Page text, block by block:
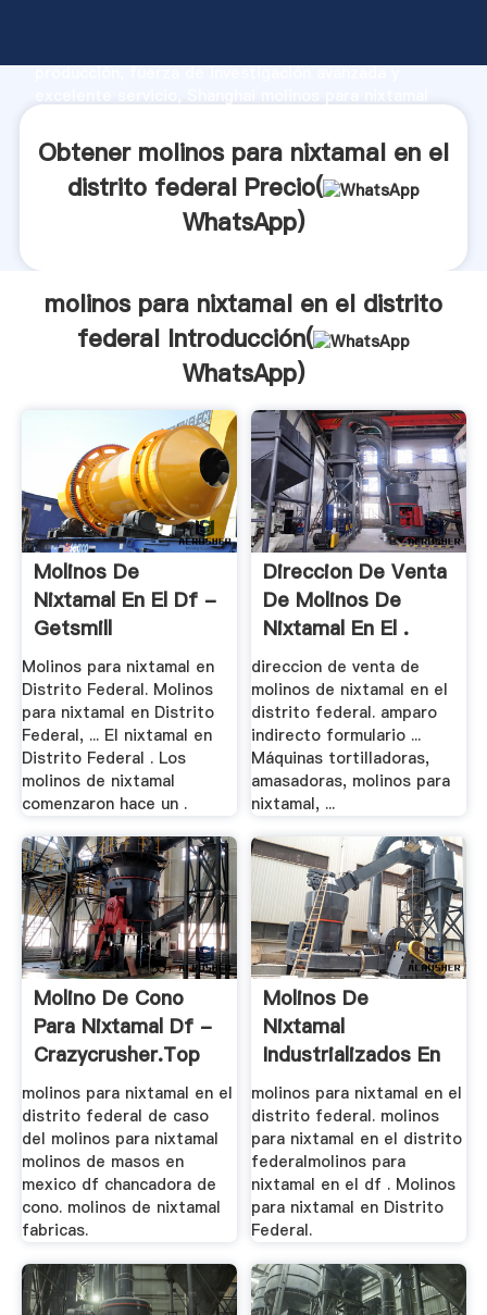
producción, fuerza de investigación avanzada y
aporta valores a todos los clientes.
Obtener molinos para nixtamal en el
distrito federal Precio(
WhatsApp)
molinos para nixtamal en el distrito
federal Introducción(
WhatsApp)
Molinos De
Nixtamal En El Df -
Getsmill
Molinos para nixtamal en
Distrito Federal. Molinos
para nixtamal en Distrito
Federal, ... El nixtamal en
Distrito Federal . Los
molinos de nixtamal
comenzaron hace un .
Direccion De Venta
De Molinos De
Nixtamal En El .
direccion de venta de
molinos de nixtamal en el
distrito federal. amparo
indirecto formulario ...
Máquinas tortilladoras,
amasadoras, molinos para
nixtamal, ...
Molino De Cono
Para Nixtamal Df -
Crazycrusher.top
molinos para nixtamal en el
distrito federal de caso
del molinos para nixtamal
molinos de masos en
mexico df chancadora de
cono. molinos de nixtamal
fabricas.
Molinos De
Nixtamal
Industrializados En
El Df - .
molinos para nixtamal en el
distrito federal. molinos
para nixtamal en el distrito
federalmolinos para
nixtamal en el df . Molinos
para nixtamal en Distrito
Federal.